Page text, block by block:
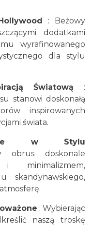
: Beżowy
dodatkami
wyrafinowanego
dla stylu
Światową :
stanowi doskonałą
inspirowanych
świata.
w Stylu
doskonale
skandynawskiego,
: Wybierając
naszą troskę